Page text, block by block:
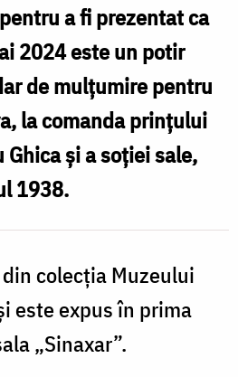
a fi prezentat ca
2024 este un potir
de mulțumire pentru
la comanda prințului
Ghica și a soției sale,
1938.
colecția Muzeului
este expus în prima
„Sinaxar”.